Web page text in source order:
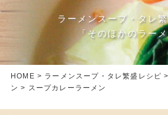
ラーメンスープ・タレ
「そのほかのラー
HOME > ラーメンスープ・タレ繁盛レシピ
ン > スープカレーラーメン